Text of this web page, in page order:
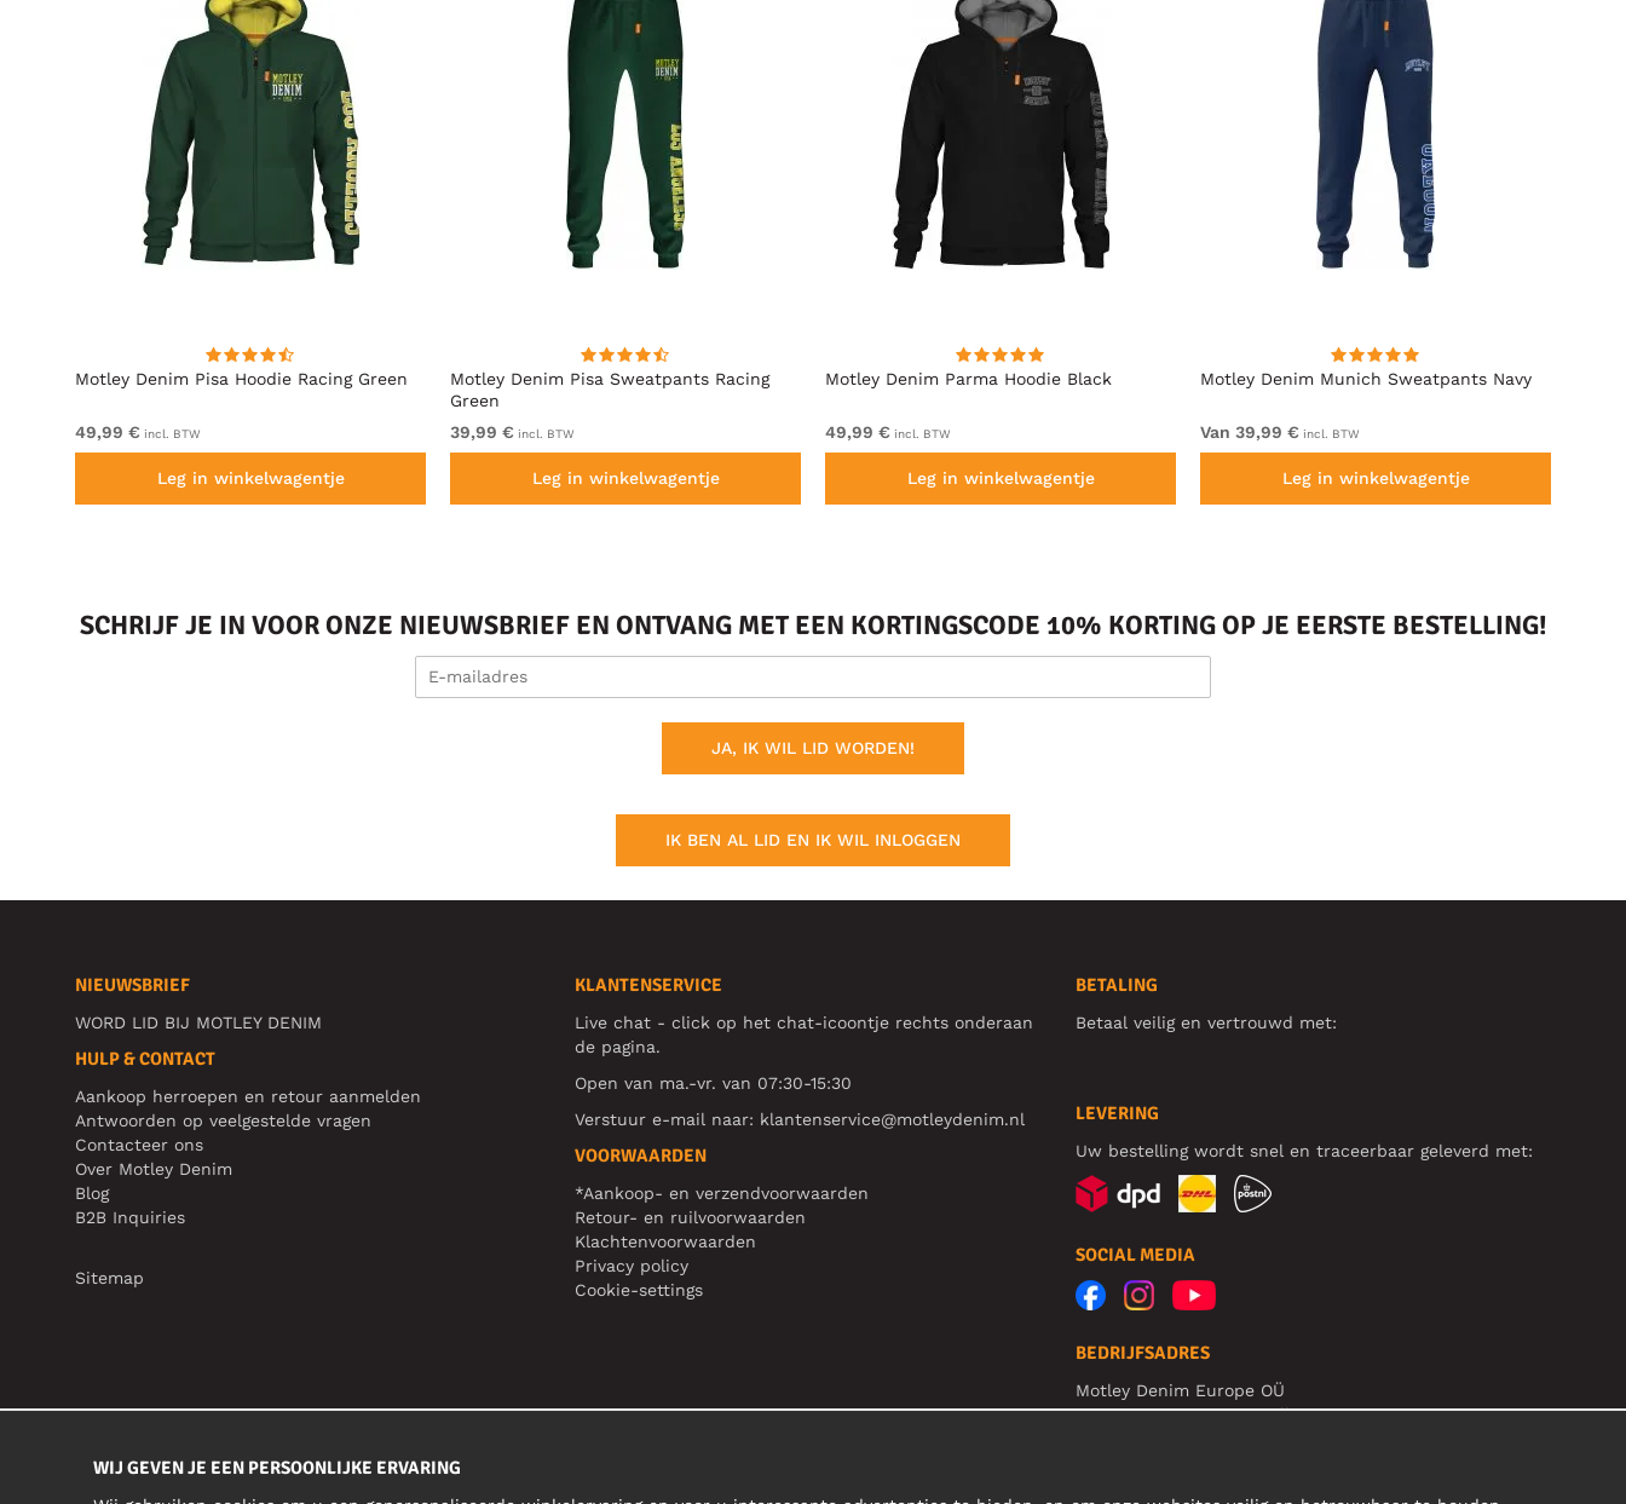
Motley Denim Pisa Hoodie Racing Green
49,99 € incl. BTW
Leg in winkelwagentje
Motley Denim Pisa Sweatpants Racing
Green
39,99 € incl. BTW
Leg in winkelwagentje
Motley Denim Parma Hoodie Black
49,99 € incl. BTW
Leg in winkelwagentje
Motley Denim Munich Sweatpants Navy
Van 39,99 € incl. BTW
Leg in winkelwagentje
SCHRIJF JE IN VOOR ONZE NIEUWSBRIEF EN ONTVANG MET EEN KORTINGSCODE 10% KORTING OP JE EERSTE BESTELLING!
JA, IK WIL LID WORDEN!
IK BEN AL LID EN IK WIL INLOGGEN
NIEUWSBRIEF
WORD LID BIJ MOTLEY DENIM
HULP & CONTACT
Aankoop herroepen en retour aanmelden
Antwoorden op veelgestelde vragen
Contacteer ons
Over Motley Denim
Blog
B2B Inquiries
Sitemap
KLANTENSERVICE
Live chat - click op het chat-icoontje rechts onderaan
de pagina.
Open van ma.-vr. van 07:30-15:30
Verstuur e-mail naar: klantenservice@motleydenim.nl
VOORWAARDEN
*Aankoop- en verzendvoorwaarden
Retour- en ruilvoorwaarden
Klachtenvoorwaarden
Privacy policy
Cookie-settings
BETALING
Betaal veilig en vertrouwd met:
LEVERING
Uw bestelling wordt snel en traceerbaar geleverd met:
SOCIAL MEDIA
BEDRIJFSADRES
Motley Denim Europe OÜ
Narva mnt 5, EE-10117 Tallinn
WIJ GEVEN JE EEN PERSOONLIJKE ERVARING